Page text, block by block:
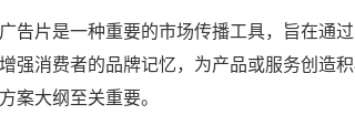
广告片是一种重要的市场传播工具，旨在通
增强消费者的品牌记忆，为产品或服务创造
方案大纲至关重要。